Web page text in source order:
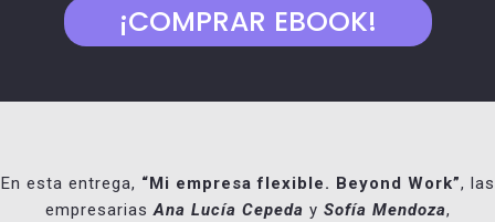
¡COMPRAR EBOOK!
En esta entrega, “Mi empresa flexible. Beyond Work”, las
empresariasAna Lucía Cepeda y Sofía Mendoza,